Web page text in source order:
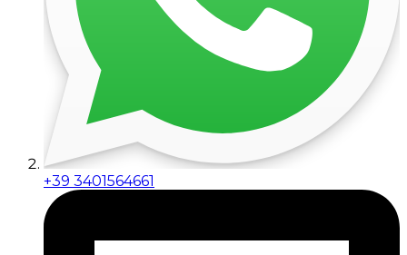
+39 3401564661